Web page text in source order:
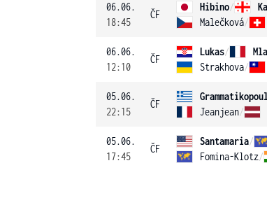
06.06.
18:45
ČF
Hibino/
Malečková/
06.06.
12:10
ČF
Lukas/
Strakhova/
05.06.
22:15
ČF
Jeanjean/
05.06.
17:45
ČF
Santamaria/
Fomina-Klotz/